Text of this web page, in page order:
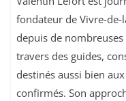
fondateur de Vivre-de-
depuis de
travers des guides,
destinés aussi bien
confirmés. Son